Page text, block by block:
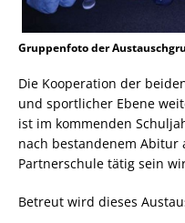
Gruppenfoto der
Die Kooperation der
und sportlicher Ebene
ist im kommenden
nach bestandenem Abitur
Partnerschule tätig sein
Betreut wird dieses